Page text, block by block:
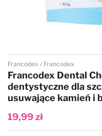
Przejdź na początek galerii
Francodex Francodex
Francodex Dental
dentystyczne dla
usuwające kamień i
19,99 zł